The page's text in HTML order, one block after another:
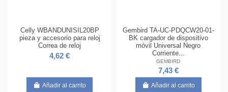
Celly WBANDUNISIL20BP
pieza y accesorio para reloj
Correa de reloj
4,62 €
Añadir al carrito
Gembird TA-UC-PDQCW20-01-
BK cargador de dispositivo
móvil Universal Negro
Corriente...
GEMBIRD
7,43 €
Añadir al carrito